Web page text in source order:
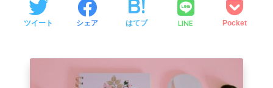
ツイート シェア はてブ LINE Pocket